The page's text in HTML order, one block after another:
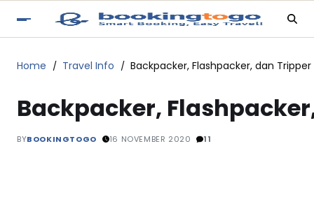
Home Travel Info Backpacker, Flashpacker, dan
Backpacker,
BYBOOKINGTOGO 16 NOVEMBER 2020 11